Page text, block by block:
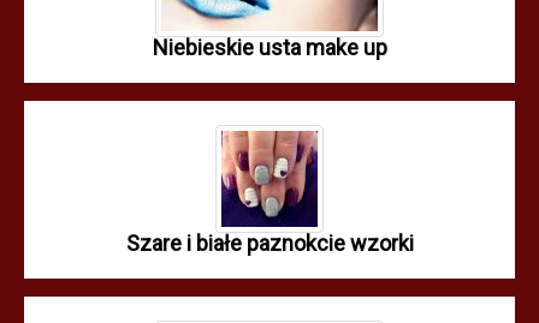
Niebieskie usta make up
Szare i białe paznokcie wzorki